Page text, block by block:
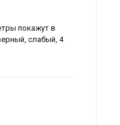
покажут в
слабый, 4